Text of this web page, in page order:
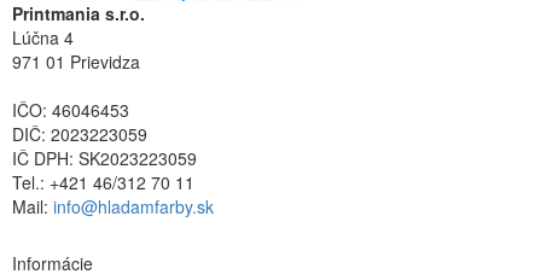
Printmania s.r.o.
Lúčna 4
971 01 Prievidza
IČO: 46046453
DIČ: 2023223059
IČ DPH: SK2023223059
Tel.: +421 46/312 70 11
Mail: info@hladamfarby.sk
Informácie